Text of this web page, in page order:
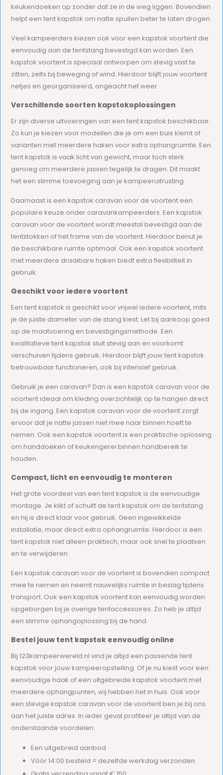
keukendoeken op zonder dat ze in de weg liggen. Bovendien
helpt een tent kapstok om natte spullen beter te laten drogen.
Veel kampeerders kiezen ook voor een kapstok voortent die
eenvoudig aan de tentstang bevestigd kan worden. Een
kapstok voortent is speciaal ontworpen om stevig vast te
zitten, zelfs bij beweging of wind. Hierdoor blijft jouw voortent
netjes en georganiseerd, ongeacht het weer.
Verschillende soorten kapstokoplossingen
Er zijn diverse uitvoeringen van een tent kapstok beschikbaar.
Zo kun je kiezen voor modellen die je om een buis klemt of
varianten met meerdere haken voor extra ophangruimte. Een
tent kapstok is vaak licht van gewicht, maar toch sterk
genoeg om meerdere jassen tegelijk te dragen. Dit maakt
het een slimme toevoeging aan je kampeeruitrusting.
Daarnaast is een kapstok caravan voor de voortent een
populaire keuze onder caravankampeerders. Een kapstok
caravan voor de voortent wordt meestal bevestigd aan de
tentstokken of het frame van de voortent. Hierdoor benut je
de beschikbare ruimte optimaal. Ook een kapstok voortent
met meerdere draaibare haken biedt extra flexibiliteit in
gebruik.
Geschikt voor iedere voortent
Een tent kapstok is geschikt voor vrijwel iedere voortent, mits
je de juiste diameter van de stang kiest. Let bij aankoop goed
op de maatvoering en bevestigingsmethode. Een
kwalitatieve tent kapstok sluit stevig aan en voorkomt
verschuiven tijdens gebruik. Hierdoor blijft jouw tent kapstok
betrouwbaar functioneren, ook bij intensief gebruik.
Gebruik je een caravan? Dan is een kapstok caravan voor de
voortent ideaal om kleding overzichtelijk op te hangen direct
bij de ingang. Een kapstok caravan voor de voortent zorgt
ervoor dat je natte jassen niet mee naar binnen hoeft te
nemen. Ook een kapstok voortent is een praktische oplossing
om handdoeken of keukengerei binnen handbereik te
houden.
Compact, licht en eenvoudig te monteren
Het grote voordeel van een tent kapstok is de eenvoudige
montage. Je klikt of schuift de tent kapstok om de tentstang
en hij is direct klaar voor gebruik. Geen ingewikkelde
installatie, maar direct extra ophangruimte. Hierdoor is een
tent kapstok niet alleen praktisch, maar ook snel te plaatsen
en te verwijderen.
Een kapstok caravan voor de voortent is bovendien compact
mee te nemen en neemt nauwelijks ruimte in beslag tijdens
transport. Ook een kapstok voortent kan eenvoudig worden
opgeborgen bij je overige tentaccessoires. Zo heb je altijd
een slimme ophangoplossing bij de hand.
Bestel jouw tent kapstok eenvoudig online
Bij 123kampeerwereld.nl vind je altijd een passende tent
kapstok voor jouw kampeeropstelling. Of je nu kiest voor een
eenvoudige haak of een uitgebreide kapstok voortent met
meerdere ophangpunten, wij hebben het in huis. Ook voor
een stevige kapstok caravan voor de voortent ben je bij ons
aan het juiste adres. In ieder geval profiteer je altijd van de
onderstaande voordelen:
Een uitgebreid aanbod
Vóór 14:00 besteld = dezelfde werkdag verzonden